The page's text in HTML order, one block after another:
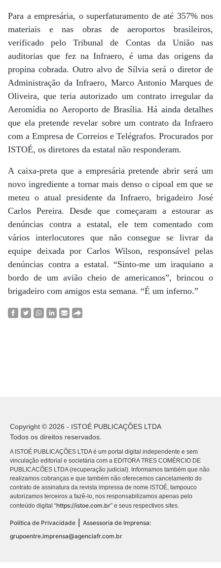
Para a empresária, o superfaturamento de até 357% nos
materiais e nas obras de aeroportos brasileiros,
verificado pelo Tribunal de Contas da União nas
auditorias que fez na Infraero, é uma das origens da
propina cobrada. Outro alvo de Sílvia será o diretor de
Administração da Infraero, Marco Antonio Marques de
Oliveira, que teria autorizado um contrato irregular da
Aeromídia no Aeroporto de Brasília. Há ainda detalhes
que ela pretende revelar sobre um contrato da Infraero
com a Empresa de Correios e Telégrafos. Procurados por
ISTOÉ, os diretores da estatal não responderam.
A caixa-preta que a empresária pretende abrir será um
novo ingrediente a tornar mais denso o cipoal em que se
meteu o atual presidente da Infraero, brigadeiro José
Carlos Pereira. Desde que começaram a estourar as
denúncias contra a estatal, ele tem comentado com
vários interlocutores que não consegue se livrar da
equipe deixada por Carlos Wilson, responsável pelas
denúncias contra a estatal. “Sinto-me um iraquiano a
bordo de um avião cheio de americanos”, brincou o
brigadeiro com amigos esta semana. “É um inferno.”
Copyright © 2026 - ISTOÉ PUBLICAÇÕES LTDA
Todos os direitos reservados.
A ISTOÉ PUBLICAÇÕES LTDA é um portal digital independente e sem
vinculação editorial e societária com a EDITORA TRES COMÉRCIO DE
PUBLICACÕES LTDA (recuperação judicial). Informamos também que não
realizamos cobranças e que também não oferecemos cancelamento do
contrato de assinatura da revista impressa de nome ISTOÉ, tampouco
autorizamos terceiros a fazê-lo, nos responsabilizamos apenas pelo
conteúdo digital “https://istoe.com.br” e seus respectivos sites.
Política de Privacidade
Assessoria de Imprensa:
grupoentre.imprensa@agenciafr.com.br